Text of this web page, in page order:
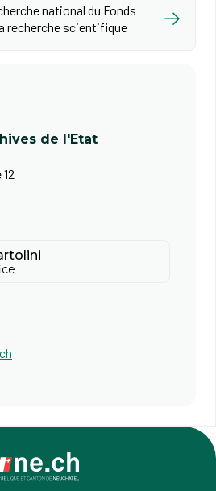
national du Fonds
recherche scientifique
de l'Etat